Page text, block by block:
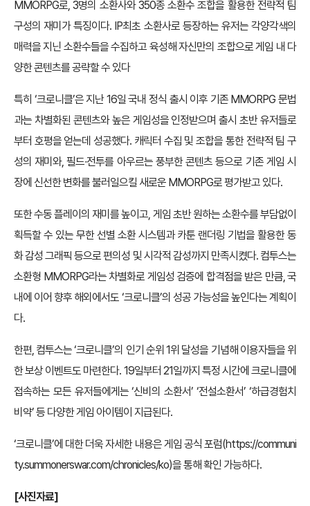
MMORPG로, 3명의 소환사와 350종 소환수 조합을 활용한 전략적 팀
구성의 재미가 특징이다. IP최초 소환사로 등장하는 유저는 각양각색의
매력을 지닌 소환수들을 수집하고 육성해 자신만의 조합으로 게임 내 다
양한 콘텐츠를 공략할 수 있다
특히 ‘크로니클’은 지난 16일 국내 정식 출시 이후 기존 MMORPG 문법
과는 차별화된 콘텐츠와 높은 게임성을 인정받으며 출시 초반 유저들로
부터 호평을 얻는데 성공했다. 캐릭터 수집 및 조합을 통한 전략적 팀 구
성의 재미와, 필드∙전투를 아우르는 풍부한 콘텐츠 등으로 기존 게임 시
장에 신선한 변화를 불러일으킬 새로운 MMORPG로 평가받고 있다.
또한 수동 플레이의 재미를 높이고, 게임 초반 원하는 소환수를 부담없이
획득할 수 있는 무한 선별 소환 시스템과 카툰 랜더링 기법을 활용한 동
화 감성 그래픽 등으로 편의성 및 시각적 감성까지 만족시켰다. 컴투스는
소환형 MMORPG라는 차별화로 게임성 검증에 합격점을 받은 만큼, 국
내에 이어 향후 해외에서도 ‘크로니클’의 성공 가능성을 높인다는 계획이
다.
한편, 컴투스는 ‘크로니클’의 인기 순위 1위 달성을 기념해 이용자들을 위
한 보상 이벤트도 마련한다. 19일부터 21일까지 특정 시간에 크로니클에
접속하는 모든 유저들에게는 ‘신비의 소환서’ ‘전설소환서’ ‘하급경험치
비약’ 등 다양한 게임 아이템이 지급된다.
‘크로니클’에 대한 더욱 자세한 내용은 게임 공식 포럼(https://communi
ty.summonerswar.com/chronicles/ko)을 통해 확인 가능하다.
[사진자료]